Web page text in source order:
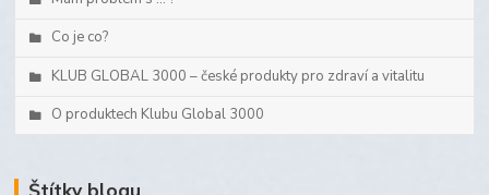
Co je co?
KLUB GLOBAL 3000 – české produkty pro zdraví a vitalitu
O produktech Klubu Global 3000